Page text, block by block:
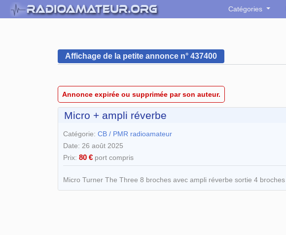
Catégories
Affichage de la petite annonce n° 437400
Annonce expirée ou supprimée par son auteur.
Micro + ampli réverbe
Catégorie: CB / PMR radioamateur
Date: 26 août 2025
Prix: 80 € port compris
Micro Turner The Three 8 broches avec ampli réverbe sortie 4 broches